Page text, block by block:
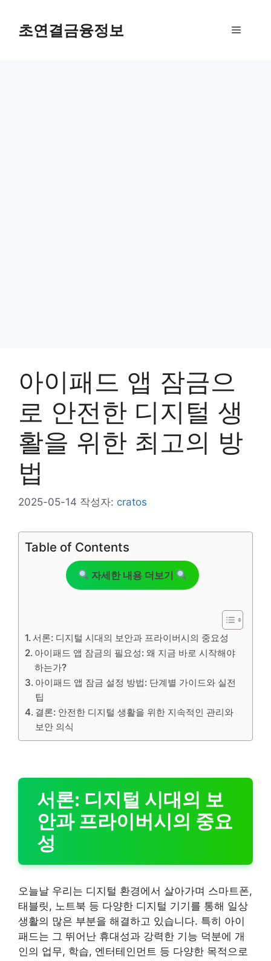
초연결금융정보 메
아이패드 앱 잠금으
로 안전한 디지털 생
활을 위한 최고의 방
법
2025-05-14 작성자: cratos
Table of Contents
자세한 내용 더보기
서론: 디지털 시대의 보안과 프라이버시의 중요성
아이패드 앱 잠금의 필요성: 왜 지금 바로 시작해야
하는가?
아이패드 앱 잠금 설정 방법: 단계별 가이드와 실전
팁
결론: 안전한 디지털 생활을 위한 지속적인 관리와
보안 의식
서론: 디지털 시대의 보
안과 프라이버시의 중요
성
오늘날 우리는 디지털 환경에서 살아가며 스마트폰,
태블릿, 노트북 등 다양한 디지털 기기를 통해 일상
생활의 많은 부분을 해결하고 있습니다. 특히 아이
패드는 그 뛰어난 휴대성과 강력한 기능 덕분에 개
인의 업무, 학습, 엔터테인먼트 등 다양한 목적으로